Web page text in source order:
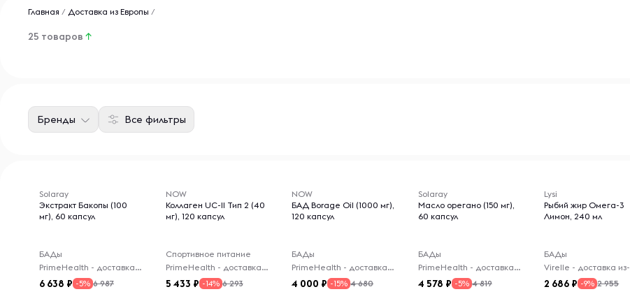
Главная / Доставка из Европы /
25 товаров ↑
Все фильтры
Бренды
Solaray
Экстракт Бакопы (100
мг), 60 капсул
БАДы
PrimeHealth - доставка из-за рубежа
6 638 -5% 6 987
NOW
Коллаген UC-ll Тип 2 (40
мг), 120 капсул
Спортивное питание
PrimeHealth - доставка из-за рубежа
5 433 -14% 6 293
NOW
БАД Borage Oil (1000 мг),
120 капсул
БАДы
PrimeHealth - доставка из-за рубежа
4 000 -15% 4 680
Solaray
Масло орегано (150 мг),
60 капсул
БАДы
PrimeHealth - доставка из-за рубежа
4 578 -5% 4 819
Lysi
Рыбий жир Омега-3
Лимон, 240 мл
БАДы
2 686 -9% 2 955